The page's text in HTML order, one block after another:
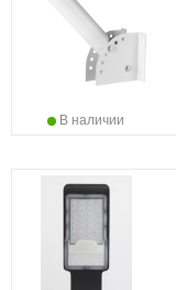
В наличии